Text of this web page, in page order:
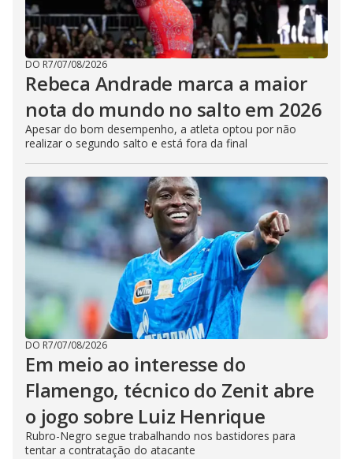
DO R7/07/08/2026
Rebeca Andrade marca a maior
nota do mundo no salto em 2026
Apesar do bom desempenho, a atleta optou por não
realizar o segundo salto e está fora da final
DO R7/07/08/2026
Em meio ao interesse do
Flamengo, técnico do Zenit abre
o jogo sobre Luiz Henrique
Rubro-Negro segue trabalhando nos bastidores para
tentar a contratação do atacante